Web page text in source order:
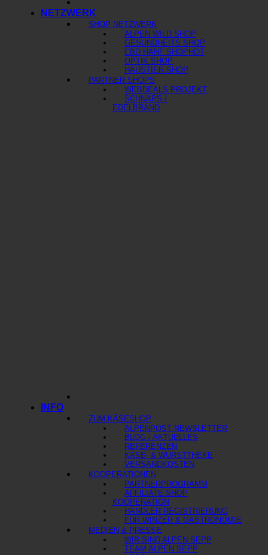
NETZWERK
SHOP NETZWERK
ALPEN WILD SHOP
GESUNDHEITS SHOP
CBD HANF SHOP
OPTIK SHOP
HAUSTIER SHOP
PARTNER SHOPS
WEBDEALS PROJEKT
SCHNAPS /
EDELBRAND
INFO
ZUM KÄSESHOP
ALPENPOST NEWSLETTER
BLOG / AKTUELLES
REFERENZEN
KÄSE- & WURSTTHEKE
VERSANDKOSTEN
KOOPERATIONEN
PARTNERPROGRAMM
AFFILIATE SHOP
KOOPERATION
HÄNDLER REGISTRIERUNG
FÜR WINZER & GASTRONOMIE
MEDIEN & PRESSE
WIR SIND ALPEN SEPP
TEAM ALPEN SEPP